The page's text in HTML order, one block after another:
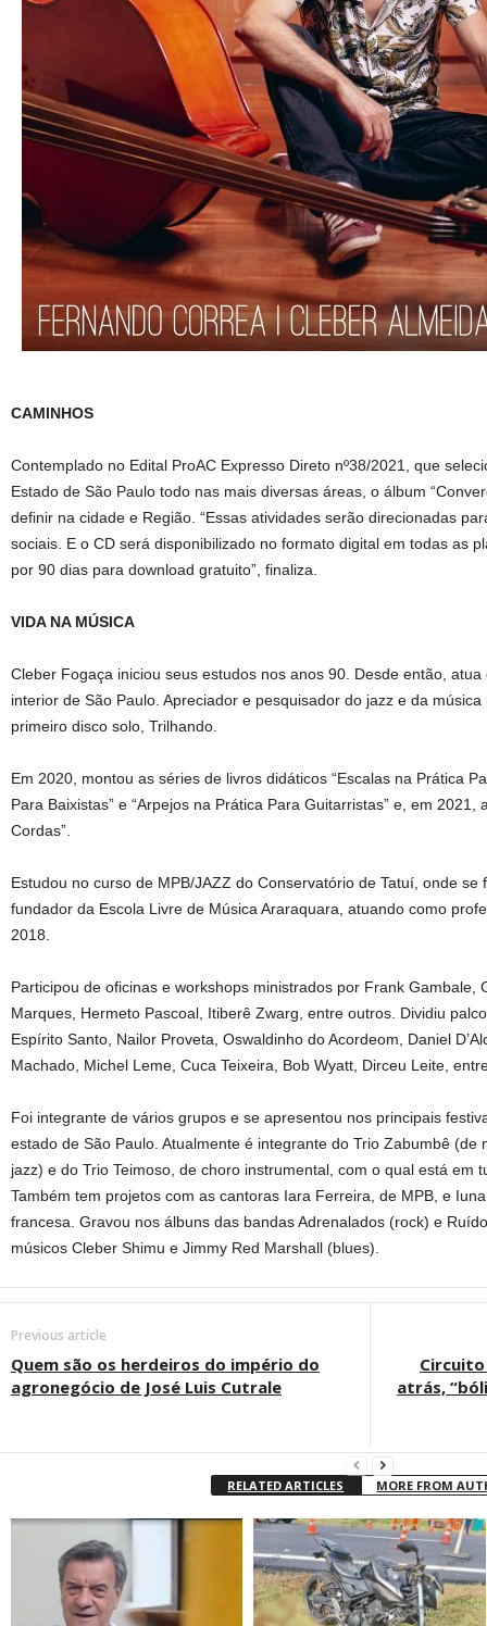
CAMINHOS
Contemplado no Edital ProAC Expresso Direto nº38/2021, que
Estado de São Paulo todo nas mais diversas áreas, o álbum
definir na cidade e Região. “Essas atividades serão direcionadas
sociais. E o CD será disponibilizado no formato digital em todas as
por 90 dias para download gratuito”, finaliza.
VIDA NA MÚSICA
Cleber Fogaça iniciou seus estudos nos anos 90. Desde então,
interior de São Paulo. Apreciador e pesquisador do jazz e da
primeiro disco solo, Trilhando.
Em 2020, montou as séries de livros didáticos “Escalas na Prática
Para Baixistas” e “Arpejos na Prática Para Guitarristas” e, em 2021,
Cordas”.
Estudou no curso de MPB/JAZZ do Conservatório de Tatuí, onde se
fundador da Escola Livre de Música Araraquara, atuando como
2018.
Participou de oficinas e workshops ministrados por Frank Gambale,
Marques, Hermeto Pascoal, Itiberê Zwarg, entre outros. Dividiu
Espírito Santo, Nailor Proveta, Oswaldinho do Acordeom, Daniel
Machado, Michel Leme, Cuca Teixeira, Bob Wyatt, Dirceu Leite,
Foi integrante de vários grupos e se apresentou nos principais
estado de São Paulo. Atualmente é integrante do Trio Zabumbê (de
jazz) e do Trio Teimoso, de choro instrumental, com o qual está em
Também tem projetos com as cantoras Iara Ferreira, de MPB, e
francesa. Gravou nos álbuns das bandas Adrenalados (rock) e
músicos Cleber Shimu e Jimmy Red Marshall (blues).
Previous article
Quem são os herdeiros do império do
agronegócio de José Luis Cutrale
Circuito
atrás,
RELATED ARTICLES MORE FROM